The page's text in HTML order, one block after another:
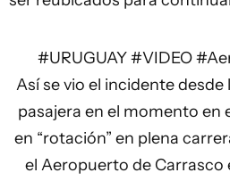
#URUGUAY#VIDEO
Así se vio el incidente
pasajera en el momento en
en “rotación” en plena
el Aeropuerto de Carrasco